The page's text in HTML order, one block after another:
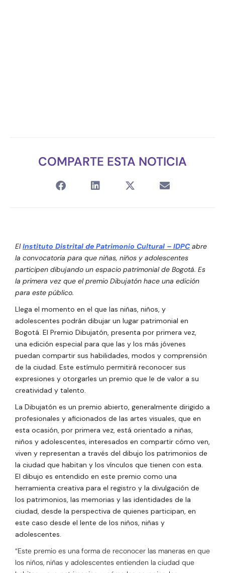
COMPARTE ESTA NOTICIA
ElInstituto Distrital de Patrimonio Cultural – IDPC abre
la convocatoria para que niñas, niños y adolescentes
participen dibujando un espacio patrimonial de Bogotá. Es
la primera vez que el premio Dibujatón hace una edición
para este público.
Llega el momento en el que las niñas, niños, y
adolescentes podrán dibujar un lugar patrimonial en
Bogotá. El Premio Dibujatón, presenta por primera vez,
una edición especial para que las y los más jóvenes
puedan compartir sus habilidades, modos y comprensión
de la ciudad. Este estímulo permitirá reconocer sus
expresiones y otorgarles un premio que le de valor a su
creatividad y talento.
La Dibujatón es un premio abierto, generalmente dirigido a
profesionales y aficionados de las artes visuales, que en
esta ocasión, por primera vez, está orientado a niñas,
niños y adolescentes, interesados en compartir cómo ven,
viven y representan a través del dibujo los patrimonios de
la ciudad que habitan y los vínculos que tienen con esta.
El dibujo es entendido en este premio como una
herramienta creativa para el registro y la divulgación de
los patrimonios, las memorias y las identidades de la
ciudad, desde la perspectiva de quienes participan, en
este caso desde el lente de los niños, niñas y
adolescentes.
“Este premio es una forma de reconocer las maneras en que
los niños, niñas y adolescentes entienden la ciudad que